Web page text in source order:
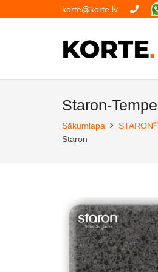
korte@korte.lv
Staron-
Sākumlapa STARON®
Staron